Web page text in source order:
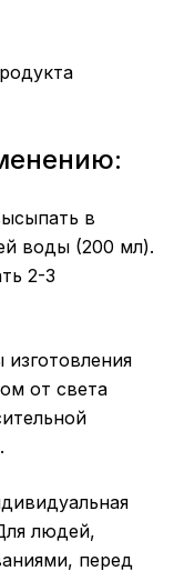
в
воды (200 мл).
2-3
изготовления
от света
людей,
перед